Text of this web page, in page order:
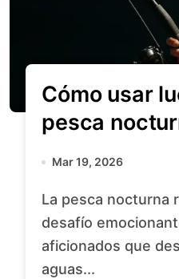
Cómo usar
pesca
Mar 19, 2026
La pesca nocturna representa un
desafío
aficionados que
aguas...